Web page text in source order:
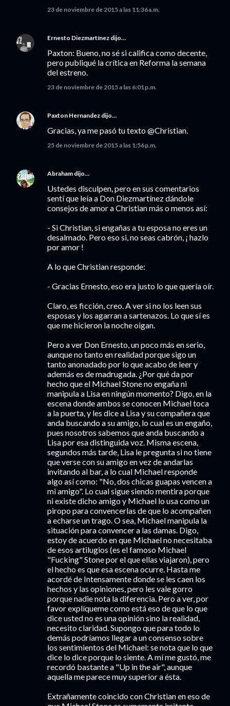
23 de noviembre de 2015 a las 11:36 a.m.
Ernesto Diezmartínez dijo…
Paxton: Bueno, no sé si califica como decente,
pero publiqué la crítica en Reforma la semana
del estreno.
23 de noviembre de 2015 a las 6:01 p.m.
Paxton Hernandez dijo…
Gracias, ya me pasó tu texto @Christian.
25 de noviembre de 2015 a las 1:56 p.m.
Abraham dijo…
Ustedes disculpen, pero en sus comentarios
sentí que leía a Don Diezmartínez dándole
consejos de amor a Christian más o menos así:
- Si Christian, si engañas a tu esposa no eres un
desalmado. Pero eso si, no seas cabrón, ¡ hazlo
por amor !
A lo que Christian responde:
- Gracias Ernesto, eso era justo lo que quería oír.
Claro, es ficción, creo. A ver si no los leen sus
esposas y los agarran a sartenazos. Lo que sí es
que me hicieron la noche oigan.
Pero a ver Don Ernesto, un poco más en serio,
aunque no tanto en realidad porque sigo un
tanto anonadado por lo que acabo de leer y
además es de madrugada. ¿Por qué da por
hecho que el Michael Stone no engaña ni
manipula a Lisa en ningún momento? Digo, en la
escena donde ambos se conocen Michael toca
a la puerta, y les dice a Lisa y su compañera que
anda buscando a su amigo, lo cual es un engaño,
pues nosotros sabemos que anda buscando a
Lisa por esa distinguida voz. Misma escena,
segundos más tarde, Lisa le pregunta si no tiene
que verse con su amigo en vez de andarlas
invitando al bar, a lo cual Michael responde
algo así como: "No, dos chicas guapas vencen a
mi amigo". Lo cual sigue siendo mentira porque
ni existe dicho amigo y Michael lo usa como un
piropo para convencerlas de que lo acompañen
a echarse un trago. O sea, Michael manipula la
situación para convencer a las damas. Digo,
estoy de acuerdo en que Michael no necesitaba
de esos artilugios (es el famoso Michael
"Fucking" Stone por el que ellas viajaron), pero
el hecho es que esa escena ocurre. Hasta me
acordé de Intensamente donde se les caen los
hechos y las opiniones, pero les vale gorro
porque nadie nota la diferencia. Pero a ver, por
favor explíqueme como está eso de que lo que
dice usted no es una opinión sino la realidad,
necesito claridad. Supongo que para todo lo
demás podríamos llegar a un consenso sobre
los sentimientos del Michael: se nota que lo que
dice lo dice porque lo siente. A mí me gustó, me
recordó bastante a "Up in the air", aunque
aquella me parece muy superior a ésta.
Extrañamente coincido con Christian en eso de